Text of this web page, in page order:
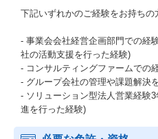
下記いずれかのご経験をお持ちの
- 事業会会社経営企画部門での経
社の活動支援を行った経験)
- コンサルティングファームでの
- グループ会社の管理や課題解決
- ソリューション型法人営業経験
進を行った経験)